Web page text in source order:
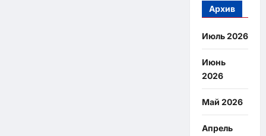
Архив
Июль 2026
Июнь
2026
Май 2026
Апрель